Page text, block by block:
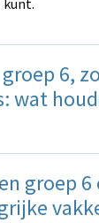
kunt.
6,
wat
groep 6